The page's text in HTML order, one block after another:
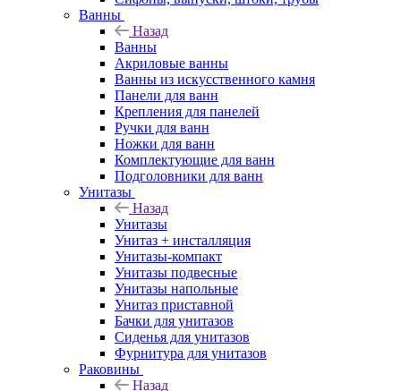
Ванны
Назад
Ванны
Акриловые ванны
Ванны из искусственного камня
Панели для ванн
Крепления для панелей
Ручки для ванн
Ножки для ванн
Комплектующие для ванн
Подголовники для ванн
Унитазы
Назад
Унитазы
Унитаз + инсталляция
Унитазы-компакт
Унитазы подвесные
Унитазы напольные
Унитаз приставной
Бачки для унитазов
Сиденья для унитазов
Фурнитура для унитазов
Раковины
Назад